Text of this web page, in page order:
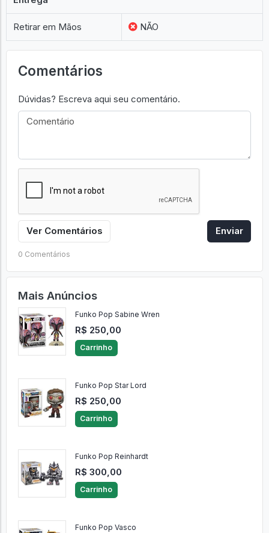
Retirar em Mãos NÃO
Comentários
Dúvidas? Escreva aqui seu comentário.
Ver Comentários Enviar
0 Comentários
Mais Anúncios
Funko Pop Sabine Wren
R$ 250,00
Carrinho
Funko Pop Star Lord
R$ 250,00
Carrinho
Funko Pop Reinhardt
R$ 300,00
Carrinho
Funko Pop Vasco